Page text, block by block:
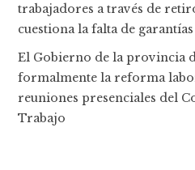
trabajadores a través de
cuestiona la falta de garantías
El Gobierno de la provincia
formalmente la reforma
reuniones presenciales del
Trabajo